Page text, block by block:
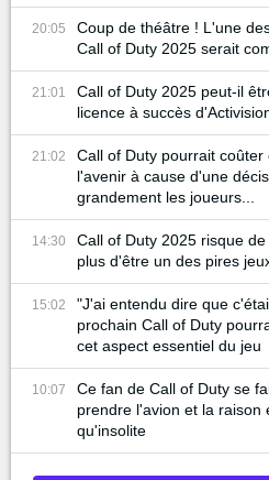
gaming
20:05
Coup de théâtre ! L'une
Call of Duty 2025 serait
21:01
Call of Duty 2025 peut-il
licence à succès
21:02
Call of Duty pourrait coûter
l'avenir à cause d'une
grandement les joueurs...
14:30
Call of Duty 2025 risque
plus d'être un des pires
15:02
"J'ai entendu dire que
prochain Call of Duty
cet aspect essentiel du jeu
10:07
Ce fan de Call of Duty se
prendre l'avion et la raison
qu'insolite